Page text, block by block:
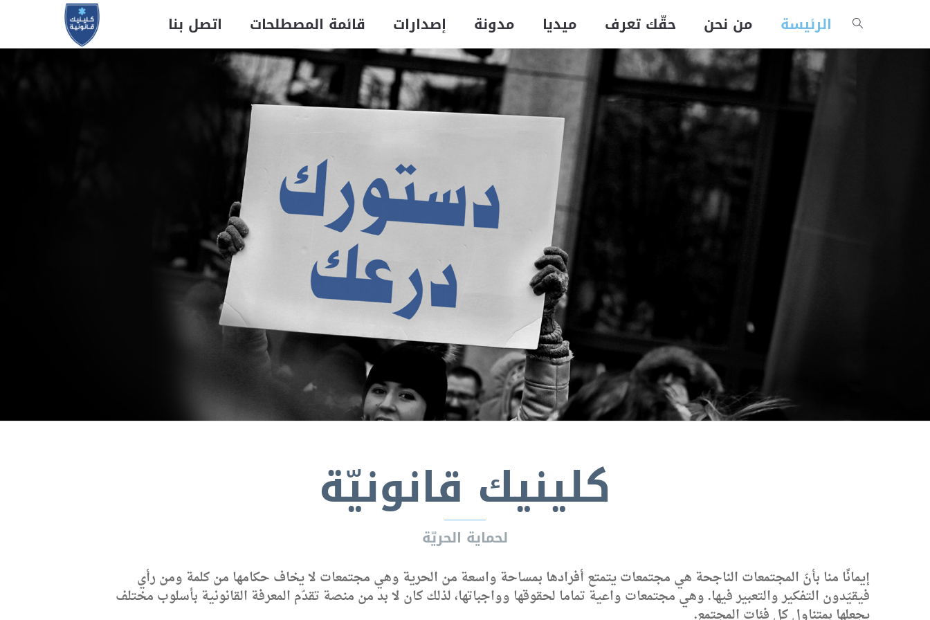
اتصل بنا قائمة المصطلحات إصدارات مدونة ميديا حقّك تعرف من نحن الرئيسة
كلينيك قانونيّة
لحماية الحريّة
إيمانًا منا بأنّ المجتمعات الناجحة هي مجتمعات يتمتع أفرادها بمساحة واسعة من الحرية وهي مجتمعات لا يخاف حكامها من كلمة ومن رأي
فيقيّدون التفكير والتعبير فيها. وهي مجتمعات واعية تماما لحقوقها وواجباتها، لذلك كان لا بد من منصة تقدّم المعرفة القانونية بأسلوب مختلف